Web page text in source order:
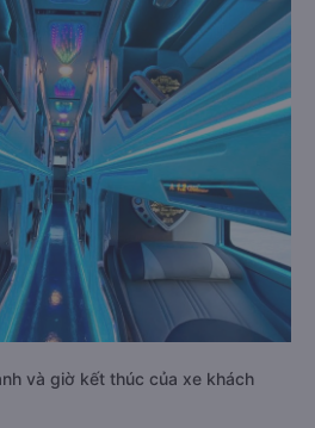
và giờ kết thúc của xe khách